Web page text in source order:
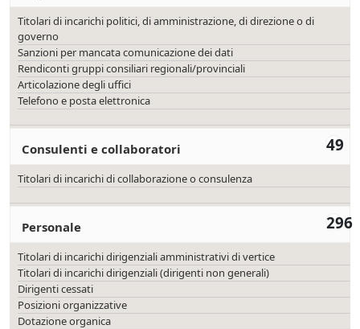
Titolari di incarichi politici, di amministrazione, di direzione o di
governo
Sanzioni per mancata comunicazione dei dati
Rendiconti gruppi consiliari regionali/provinciali
Articolazione degli uffici
Telefono e posta elettronica
49
Consulenti e collaboratori
Titolari di incarichi di collaborazione o consulenza
296
Personale
Titolari di incarichi dirigenziali amministrativi di vertice
Titolari di incarichi dirigenziali (dirigenti non generali)
Dirigenti cessati
Posizioni organizzative
Dotazione organica